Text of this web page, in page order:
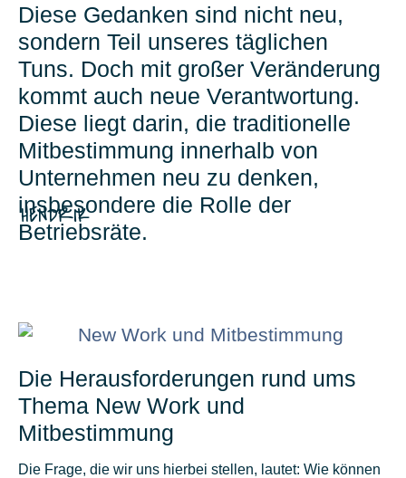
Diese Gedanken sind nicht neu,
sondern Teil unseres täglichen
Tuns. Doch mit großer Veränderung
kommt auch neue Verantwortung.
Diese liegt darin, die traditionelle
Mitbestimmung innerhalb von
Unternehmen neu zu denken,
insbesondere die Rolle der
Betriebsräte.
HENDRIK
Die Herausforderungen rund ums
Thema New Work und
Mitbestimmung
Die Frage, die wir uns hierbei stellen, lautet: Wie können